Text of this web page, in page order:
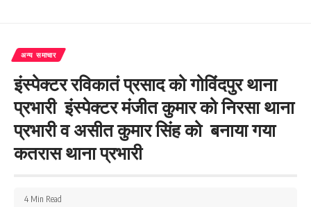
अन्य समाचार
इंस्पेक्टर रविकातं प्रसाद को गोविंदपुर थाना
प्रभारी इंस्पेक्टर मंजीत कुमार को निरसा थाना
प्रभारी व असीत कुमार सिंह को बनाया गया
कतरास थाना प्रभारी
4 Min Read